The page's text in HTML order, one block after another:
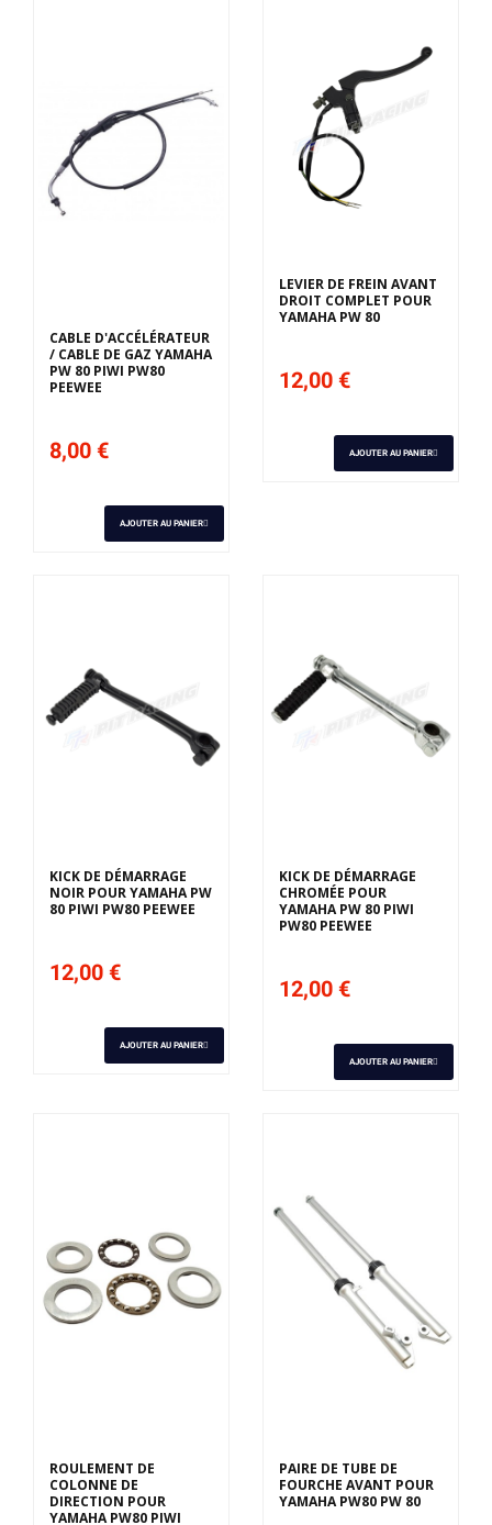
CABLE D'ACCÉLÉRATEUR
/ CABLE DE GAZ YAMAHA
PW 80 PIWI PW80
PEEWEE
8,00 €
AJOUTER AU PANIER
LEVIER DE FREIN AVANT
DROIT COMPLET POUR
YAMAHA PW 80
12,00 €
AJOUTER AU PANIER
KICK DE DÉMARRAGE
NOIR POUR YAMAHA PW
80 PIWI PW80 PEEWEE
12,00 €
AJOUTER AU PANIER
KICK DE DÉMARRAGE
CHROMÉE POUR
YAMAHA PW 80 PIWI
PW80 PEEWEE
12,00 €
AJOUTER AU PANIER
ROULEMENT DE
COLONNE DE
DIRECTION POUR
YAMAHA PW80 PIWI
PAIRE DE TUBE DE
FOURCHE AVANT POUR
YAMAHA PW80 PW 80